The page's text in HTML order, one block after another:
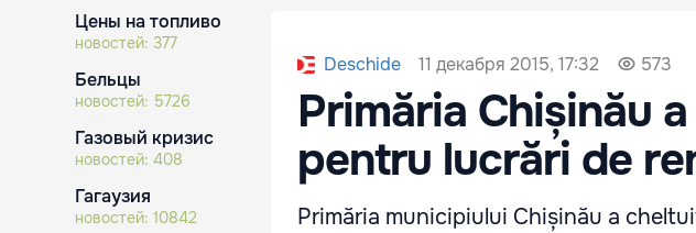
Цены на топливо
новостей: 377
Бельцы
новостей: 5726
Газовый кризис
новостей: 408
Гагаузия
новостей: 10842
Deschide 11 декабря 2015, 17:32 573
Primăria Chișinău
pentru lucrări de
Primăria municipiului Chișinău a